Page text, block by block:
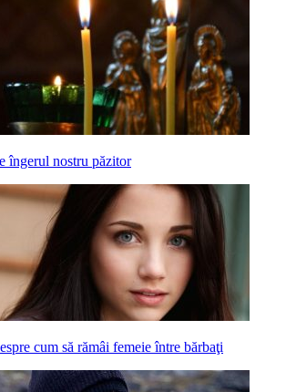
îngerul nostru păzitor
cum să rămâi femeie între bărbaţi